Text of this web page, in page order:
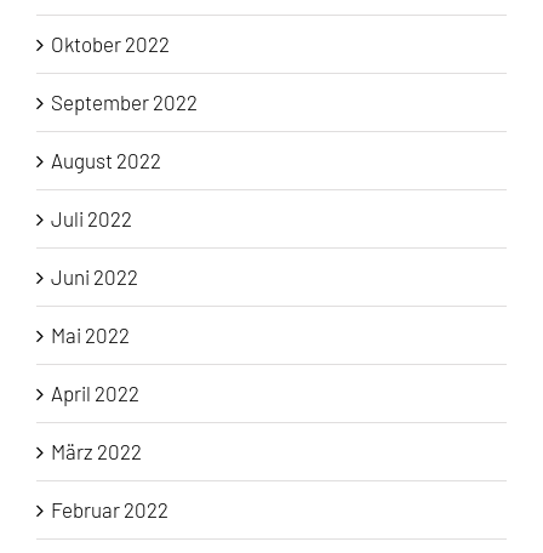
Oktober 2022
September 2022
August 2022
Juli 2022
Juni 2022
Mai 2022
April 2022
März 2022
Februar 2022